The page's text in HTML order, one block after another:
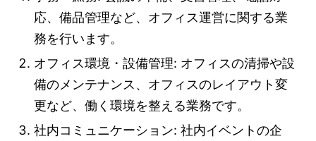
応、備品管理など、オフィス運営に関する業
務を行います。
オフィス環境・設備管理: オフィスの清掃や設
備のメンテナンス、オフィスのレイアウト変
更など、働く環境を整える業務です。
社内コミュニケーション: 社内イベントの企